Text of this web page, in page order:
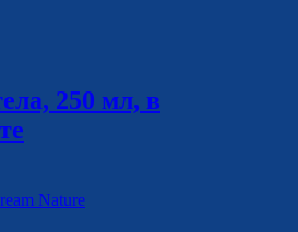
250 мл, в